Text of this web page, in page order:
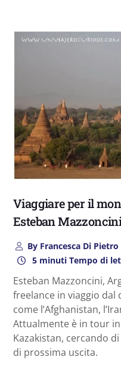
Viaggiare per il
Esteban
ByFrancesca Di Pietro
5 minuti Tempo di
Esteban Mazzoncini,
freelance in viaggio dal
come l’Afghanistan,
Attualmente è in tour in
Kazakistan, cercando
di prossima uscita.